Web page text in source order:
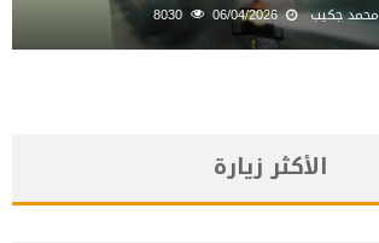
محمد جكيب 06/04/2026
8030
الأكثر زيارة